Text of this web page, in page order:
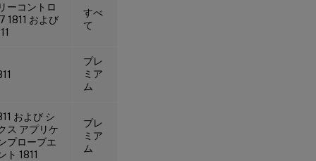
ーコントロ
1811 および
すべ
て
プレ
ミア
ム
および シ
ス アプリケ
プローブエ
ト 1811
プレ
ミア
ム